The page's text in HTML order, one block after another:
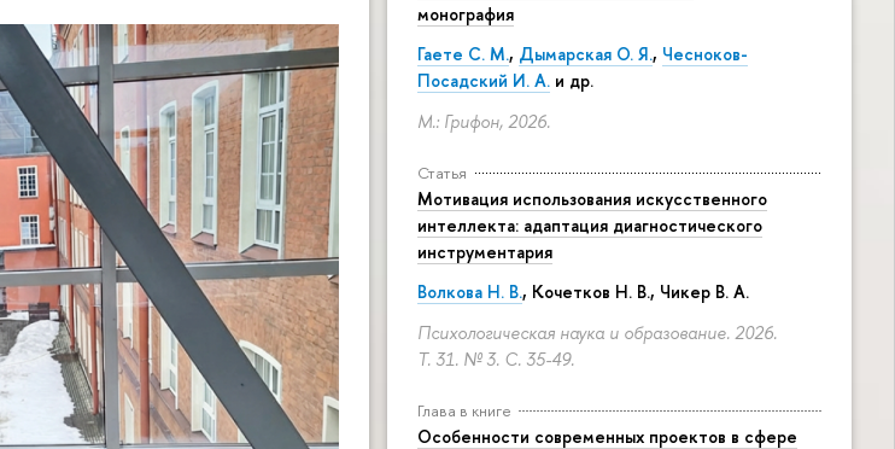
монография
Гаете С. М., Дымарская О. Я., Чесноков-
Посадский И. А. и др.
М.: Грифон, 2026.
Статья
Мотивация использования искусственного
интеллекта: адаптация диагностического
инструментария
Волкова Н. В., Кочетков Н. В., Чикер В. А.
Психологическая наука и образование. 2026.
Т. 31. № 3. С. 35-49.
Глава в книге
Особенности современных проектов в сфере